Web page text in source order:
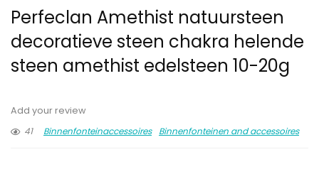
Perfeclan Amethist natuursteen
decoratieve steen chakra helende
steen amethist edelsteen 10-20g
Add your review
41
Binnenfonteinaccessoires Binnenfonteinen and accessoires